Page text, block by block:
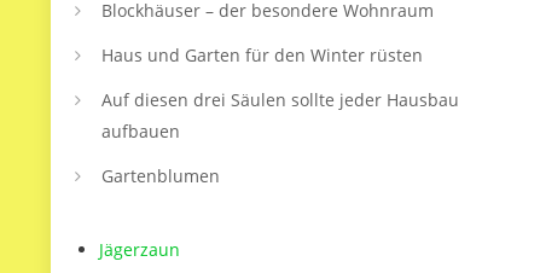
Blockhäuser – der besondere Wohnraum
Haus und Garten für den Winter rüsten
Auf diesen drei Säulen sollte jeder Hausbau
aufbauen
Gartenblumen
Jägerzaun